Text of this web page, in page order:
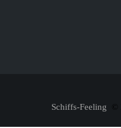
Schiffs-Feeling ©